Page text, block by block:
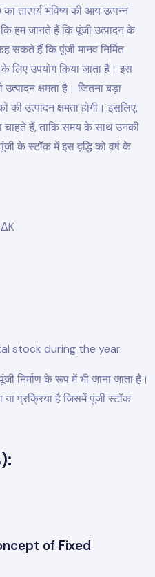
भविष्य की आय उत्पन्न
हम जानते हैं कि पूंजी उत्पादन के
सकते हैं कि पूंजी मानव निर्मित
लिए उपयोग किया जाता है। इस
क्षमता है। जितना बड़ा
की उत्पादन क्षमता होगी। इसलिए,
चाहते हैं, ताकि समय के साथ उनकी
के स्टॉक में इस वृद्धि को वर्ष के
stock during the year.
निर्माण के रूप में भी जाना जाता है।
या प्रक्रिया है जिसमें पूंजी स्टॉक
of Fixed